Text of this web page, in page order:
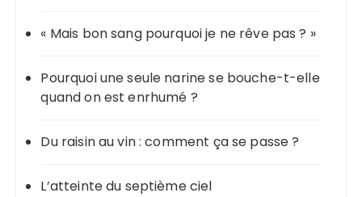
« Mais bon sang pourquoi je ne rêve pas ? »
Pourquoi une seule narine se bouche-t-elle
quand on est enrhumé ?
Du raisin au vin : comment ça se passe ?
L’atteinte du septième ciel